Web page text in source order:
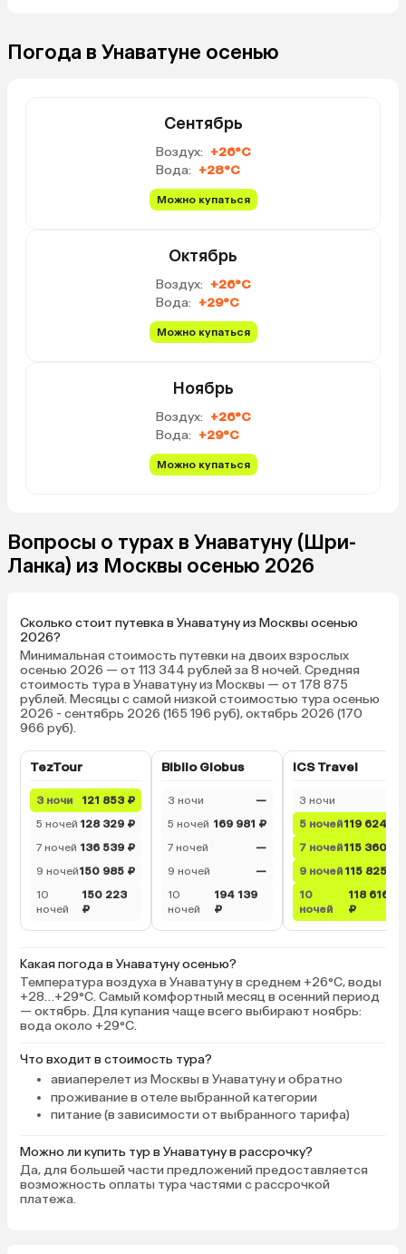
ресторанов, магазинчиков.
виноват. Уборка, вода
полотенца для душа и
Погода в Унаватуне осенью
Сентябрь
Воздух: +26°C
Вода: +28°C
Можно купаться
Октябрь
Воздух: +26°C
Вода: +29°C
Можно купаться
Ноябрь
Воздух: +26°C
Вода: +29°C
Можно купаться
Вопросы о турах в Унаватуну (Шри-
Ланка) из Москвы осенью 2026
Сколько стоит путевка в Унаватуну из Москвы осенью
2026?
Минимальная стоимость путевки на двоих взрослых
осенью 2026 — от 113 344 рублей за 8 ночей. Средняя
стоимость тура в Унаватуну из Москвы — от 178 875
рублей. Месяцы с самой низкой стоимостью тура осенью
2026 - сентябрь 2026 (165 196 руб), октябрь 2026 (170
966 руб).
TezTour
3 ночи
121 853 ₽
5 ночей 128 329 ₽
7 ночей 136 539 ₽
9 ночей150 985 ₽
10
ночей
150 223
₽
Biblio Globus
3 ночи
—
5 ночей 169 981 ₽
7 ночей
—
9 ночей
—
10
ночей
194 139
₽
ICS Travel
3 ночи
5 ночей119 624 ₽
7 ночей115 360 ₽
9 ночей 115 825 ₽
10
ночей
118 616
₽
Какая погода в Унаватуну осенью?
Температура воздуха в Унаватуну в среднем +26°C, воды
+28…+29°C. Самый комфортный месяц в осенний период
— октябрь. Для купания чаще всего выбирают ноябрь:
вода около +29°C.
Что входит в стоимость тура?
авиаперелет из Москвы в Унаватуну и обратно
проживание в отеле выбранной категории
питание (в зависимости от выбранного тарифа)
Можно ли купить тур в Унаватуну в рассрочку?
Да, для большей части предложений предоставляется
возможность оплаты тура частями с рассрочкой
платежа.